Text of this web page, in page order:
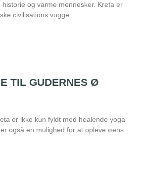
historie og varme mennesker. Kreta er
civilisations vugge.
TIL GUDERNES Ø
er ikke kun fyldt med healende yoga
også en mulighed for at opleve øens